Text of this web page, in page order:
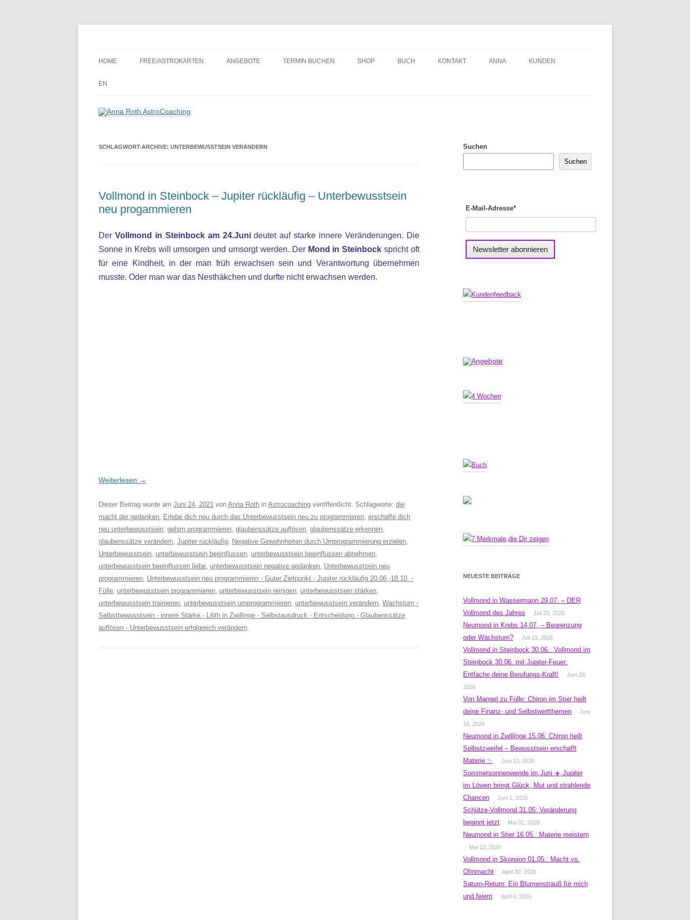
Inhalt
HOME FREE/ASTROKARTEN ANGEBOTE TERMIN BUCHEN SHOP BUCH KONTAKT ANNA KUNDEN
EN
SCHLAGWORT-ARCHIVE: UNTERBEWUSSTSEIN VERÄNDERN
Vollmond in Steinbock – Jupiter rückläufig – Unterbewusstsein
neu progammieren
Der Vollmond in Steinbock am 24.Junideutet auf starke innere Veränderungen. Die
Sonne in Krebs will umsorgen und umsorgt werden. Der Mond in Steinbock spricht oft
für eine Kindheit, in der man früh erwachsen sein und Verantwortung übernehmen
musste. Oder man war das Nesthäkchen und durfte nicht erwachsen werden.
Weiterlesen →
Dieser Beitrag wurde am Juni 24, 2021 von Anna Roth in Astrocoaching veröffentlicht. Schlagworte: die
macht der gedanken, Erlebe dich neu durch das Unterbewusstsein neu zu programmieren, erschaffe dich
neu unterbewusstsein, gehirn programmieren, glaubenssätze auflösen, glaubenssätze erkennen,
glaubenssätze verändern, Jupiter rückläufig, Negative Gewohnheiten durch Umprogrammierung erzielen,
Unterbewusstsein, unterbewusstsein beeinflussen, unterbewusstsein beeinflussen abnehmen,
unterbewusstsein beeinflussen liebe, unterbewusstsein negative gedanken, Unterbewusstsein neu
programmieren, Unterbewusstsein neu programmieren - Guter Zeitpunkt - Jupiter rückläufig 20.06.-18.10. -
Fülle, unterbewusstsein programmieren, unterbewusstsein reinigen, unterbewusstsein stärken,
unterbewusstsein trainieren, unterbewusstsein umprogrammieren, unterbewusstsein verändern, Wachstum -
Selbstbewusstsein - innere Stärke - Lilith in Zwillinge - Selbstausdruck - Entscheidung - Glaubenssätze
auflösen - Unterbewusstsein erfolgreich verändern.
Suchen
Suchen
E-Mail-Adresse*
NEUESTE BEITRÄGE
Vollmond in Wassermann 29.07. – DER
Vollmond des Jahres
Juli 29, 2026
Neumond in Krebs 14.07. – Begrenzung
oder Wachstum?
Juli 13, 2026
Vollmond in Steinbock 30.06.: Vollmond im
Steinbock 30.06. mit Jupiter-Feuer:
Entfache deine Berufungs-Kraft!
Juni 29,
2026
Von Mangel zu Fülle: Chiron im Stier heilt
deine Finanz- und Selbstwertthemen
Juni
18, 2026
Neumond in Zwillinge 15.06: Chiron heilt
Selbstzweifel – Bewusstsein erschafft
Materie ✨
Juni 10, 2026
Sommersonnenwende im Juni ☀️ Jupiter
im Löwen bringt Glück, Mut und strahlende
Chancen
Juni 1, 2026
Schütze-Vollmond 31.05: Veränderung
beginnt jetzt
Mai 31, 2026
Neumond in Stier 16.05.: Materie meistern
Mai 12, 2026
Vollmond in Skorpion 01.05.: Macht vs.
Ohnmacht
April 30, 2026
Saturn-Return: Ein Blumenstrauß für mich
und feiern
April 6, 2026